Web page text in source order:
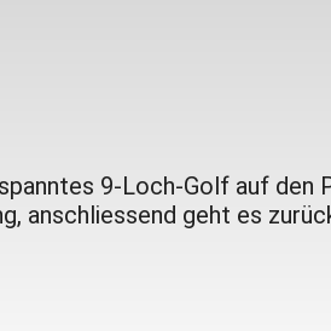
9-Loch-Golf auf den
anschliessend geht es